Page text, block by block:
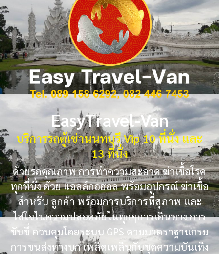
EasyTravel-Van
บริการรถตู้เช่านนทบุรี Vip 10 ที่นั่ง และ
13 ที่นั่ง
ด้วยรถคุณภาพ การทำความสะอาด ฆ่าเชื้อโรค
ทุกที่นั่ง ด้วย แอลล์กอฮอล พร้อมอุปกรณ์ ฆ่าเชื้อ
สำหรับ ลูกค้า พร้อมการบริการที่สุภาพ และ
ใส่ใจในความปลอดภัยในทุกๆการเดินทาง การ
ขับขี่ ควบคุมโดยระบบ GPS ตามมาตราฐานกรม
การขนส่งทางบก เพลิดเพลินกับชุดความบันเทิง